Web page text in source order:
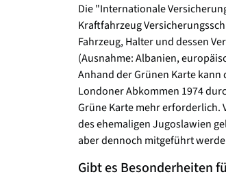
Die "Internationale
Kraftfahrzeug
Fahrzeug, Halter und dessen
(Ausnahme: Albanien,
Anhand der Grünen Karte
Londoner Abkommen 1974
Grüne Karte mehr erforderlich.
des ehemaligen Jugoslawien
aber dennoch mitgeführt
Gibt es Besonderheiten